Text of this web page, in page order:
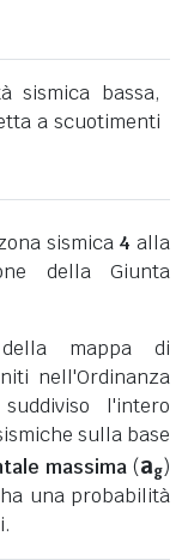
sismica bassa,
a scuotimenti
sismica 4 alla
della Giunta
mappa di
nell'Ordinanza
l'intero
sulla base
massima (ag)
una probabilità